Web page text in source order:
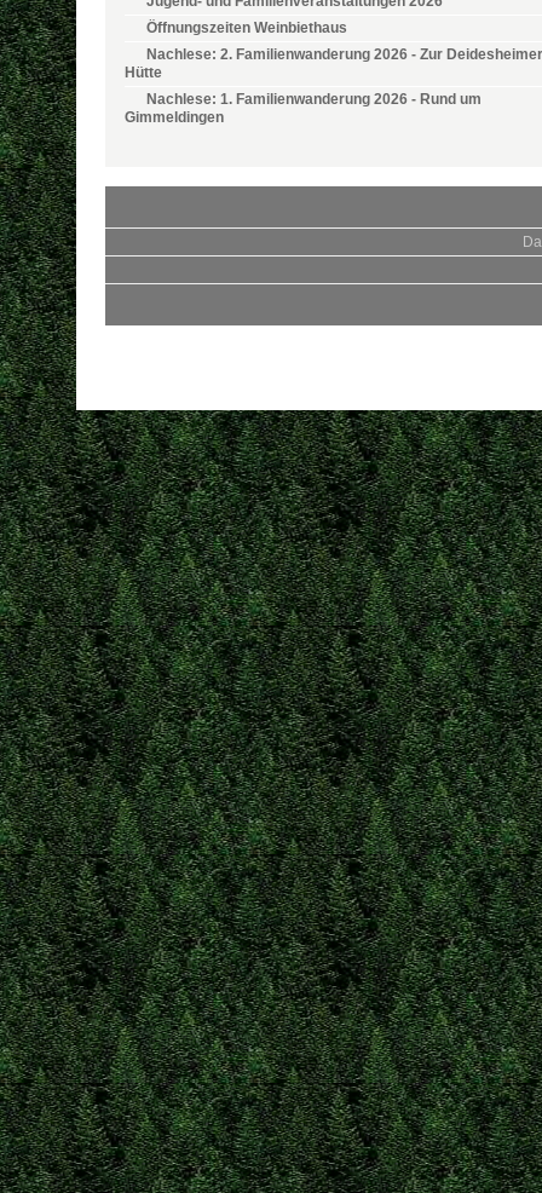
Öffnungszeiten Weinbiethaus
Nachlese: 2. Familienwanderung 2026 - Zur Deidesheimer
Hütte
Nachlese: 1. Familienwanderung 2026 - Rund um
Gimmeldingen